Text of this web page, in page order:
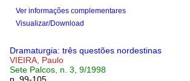
Ver informações complementares
Visualizar/Download
Dramaturgia: três questões nordestinas
VIEIRA, Paulo
Sete Palcos, n. 3, 9/1998